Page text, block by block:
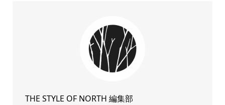
THE STYLE OF NORTH 編集部